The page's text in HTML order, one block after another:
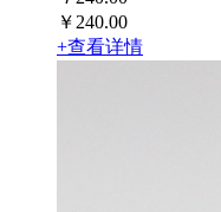
￥240.00
+查看详情